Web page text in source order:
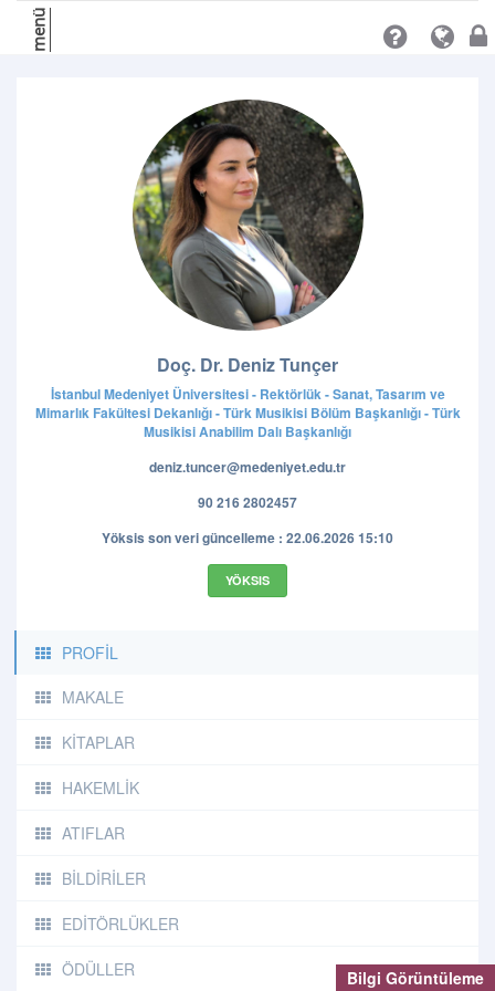
Bilgi Görüntüleme
menü
Doç. Dr. Deniz Tunçer
İstanbul Medeniyet Üniversitesi - Rektörlük - Sanat, Tasarım ve
Mimarlık Fakültesi Dekanlığı - Türk Musikisi Bölüm Başkanlığı - Türk
Musikisi Anabilim Dalı Başkanlığı
deniz.tuncer@medeniyet.edu.tr
90 216 2802457
Yöksis son veri güncelleme : 22.06.2026 15:10
YÖKSIS
PROFİL
MAKALE
KİTAPLAR
HAKEMLİK
ATIFLAR
BİLDİRİLER
EDİTÖRLÜKLER
ÖDÜLLER